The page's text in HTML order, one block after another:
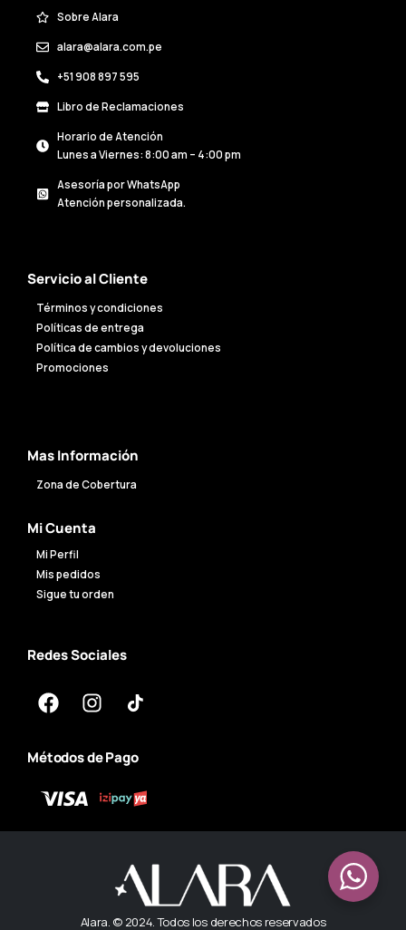
Sobre Alara
alara@alara.com.pe
+51 908 897 595
Libro de Reclamaciones
Horario de Atención
Lunes a Viernes: 8:00 am – 4:00 pm
Asesoría por WhatsApp
Atención personalizada.
Servicio al Cliente
Términos y condiciones
Políticas de entrega
Política de cambios y devoluciones
Promociones
Mas Información
Zona de Cobertura
Mi Cuenta
Mi Perfil
Mis pedidos
Sigue tu orden
Redes Sociales
Métodos de Pago
Alara. © 2024. Todos los derechos reservados